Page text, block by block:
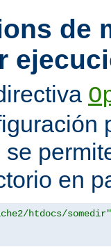
de
en
htdocs/somedir"